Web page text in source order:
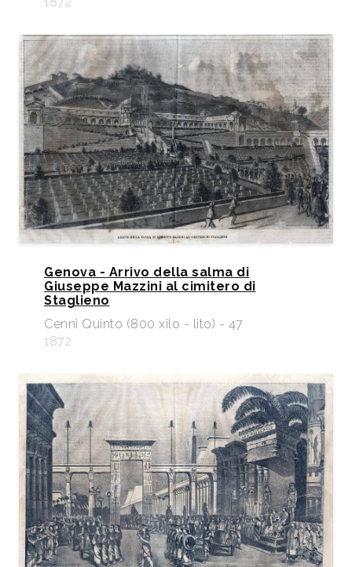
Genova - Arrivo della salma di
Giuseppe Mazzini al cimitero di
Staglieno
Cenni Quinto (800 xilo - lito) - 47
1872